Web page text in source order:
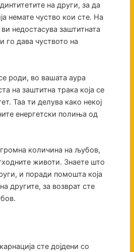
на други, за да
немате чуство кои сте. На
недостасува заштитната
го дава чуството на
роди, во вашата аура
на заштитна трака која се
Таа ти делува како некој
енергетски полиња од
количина на љубов,
животи. Знаете што
и поради помошта која
другите, за возврат сте
сте дојдени со